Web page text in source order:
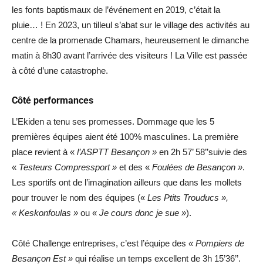
les fonts baptismaux de l’événement en 2019, c’était la
pluie… ! En 2023, un tilleul s’abat sur le village des activités au
centre de la promenade Chamars, heureusement le dimanche
matin à 8h30 avant l’arrivée des visiteurs ! La Ville est passée
à côté d’une catastrophe.
Côté performances
L’Ekiden a tenu ses promesses. Dommage que les 5
premières équipes aient été 100% masculines. La première
place revient à « l’ASPTT Besançon » en 2h 57’ 58’’suivie des
« Testeurs Compressport » et des « Foulées de Besançon ».
Les sportifs ont de l’imagination ailleurs que dans les mollets
pour trouver le nom des équipes (« Les Ptits Trouducs »,
« Keskonfoulas » ou « Je cours donc je sue »).
Côté Challenge entreprises, c’est l’équipe des « Pompiers de
Besançon Est » qui réalise un temps excellent de 3h 15’36’’.